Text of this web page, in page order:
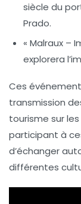
siècle du
Prado.
« Malraux –
explorera
Ces
transmission
tourisme sur
participant à
d’échanger
différentes